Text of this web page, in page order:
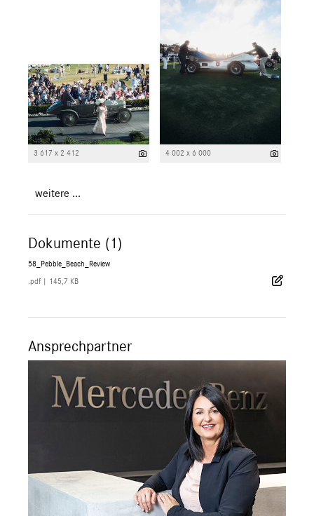
3 617 x 2 412 4 002 x 6 000
weitere ...
Dokumente (1)
58_Pebble_Beach_Review
.pdf 145,7 KB
Ansprechpartner